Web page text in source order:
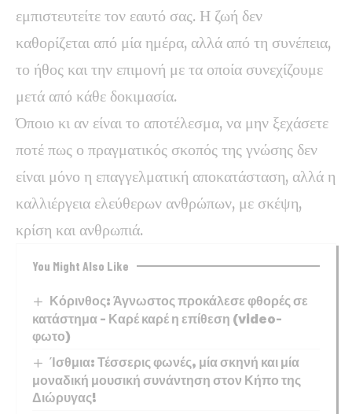
εμπιστευτείτε τον εαυτό σας. Η ζωή δεν
καθορίζεται από μία ημέρα, αλλά από τη συνέπεια,
το ήθος και την επιμονή με τα οποία συνεχίζουμε
μετά από κάθε δοκιμασία.
Όποιο κι αν είναι το αποτέλεσμα, να μην ξεχάσετε
ποτέ πως ο πραγματικός σκοπός της γνώσης δεν
είναι μόνο η επαγγελματική αποκατάσταση, αλλά η
καλλιέργεια ελεύθερων ανθρώπων, με σκέψη,
κρίση και ανθρωπιά.
You Might Also Like
Κόρινθος: Άγνωστος προκάλεσε φθορές σε
κατάστημα – Καρέ καρέ η επίθεση (video-
φωτο)
Ίσθμια: Τέσσερις φωνές, μία σκηνή και μία
μοναδική μουσική συνάντηση στον Κήπο της
Διώρυγας!